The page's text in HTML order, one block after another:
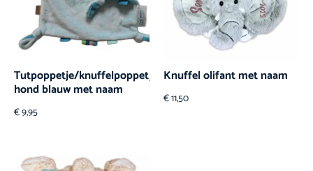
Tutpoppetje/knuffelpoppetje
hond blauw met naam
€9,95
Knuffel olifant met naam
€11,50